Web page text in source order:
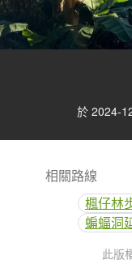
於 2024-
相關路線
楓仔林
蝙蝠洞
此版